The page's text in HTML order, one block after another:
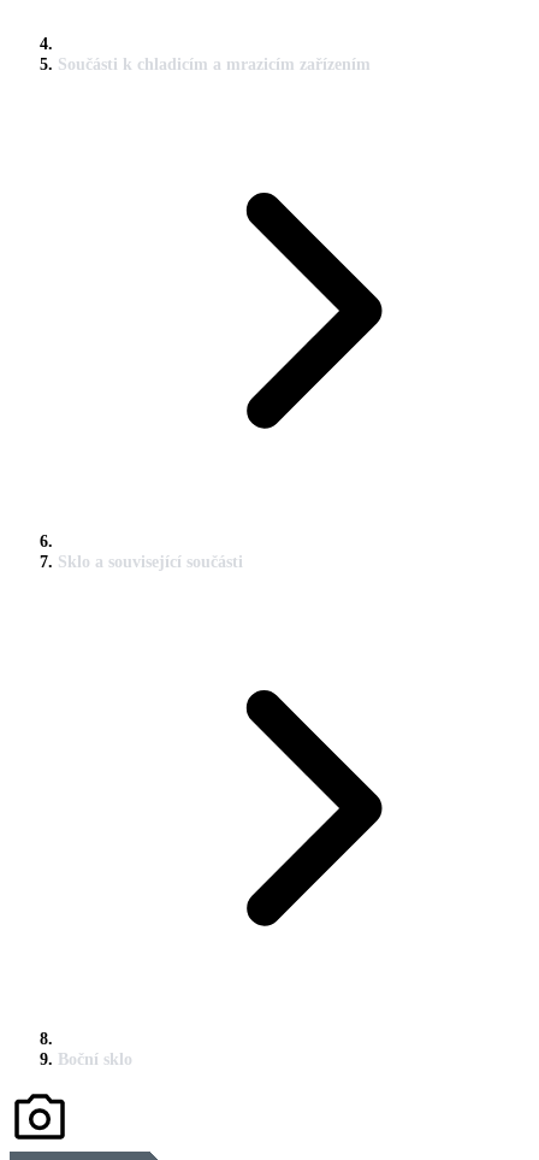
Součásti k chladicím a mrazicím zařízením
Sklo a související součásti
Boční sklo